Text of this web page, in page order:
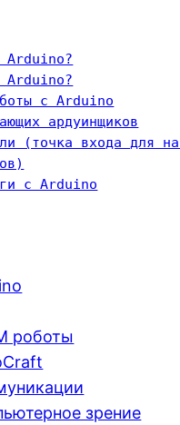
Arduino?
Arduino?
с Arduino
ардуинщиков
(точка входа для
с Arduino
роботы
зрение